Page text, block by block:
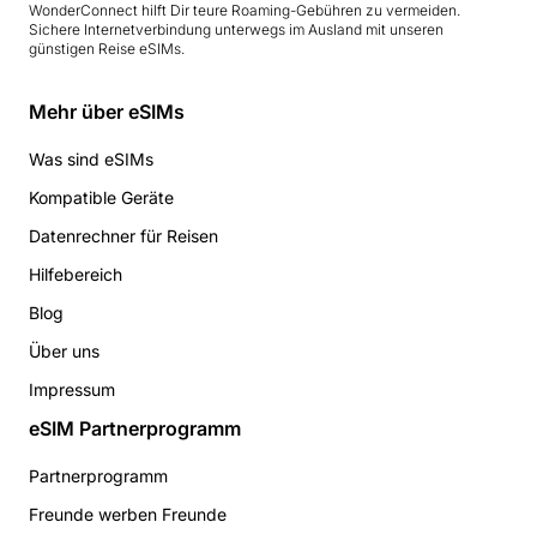
WonderConnect hilft Dir teure Roaming-Gebühren zu vermeiden.
Sichere Internetverbindung unterwegs im Ausland mit unseren
günstigen Reise eSIMs.
Mehr über eSIMs
Was sind eSIMs
Kompatible Geräte
Datenrechner für Reisen
Hilfebereich
Blog
Über uns
Impressum
eSIM Partnerprogramm
Partnerprogramm
Freunde werben Freunde